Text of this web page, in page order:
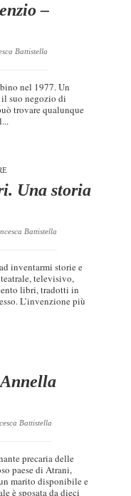
–
Battistella
nel 1977. Un
suo negozio di
trovare qualunque
Una storia
Battistella
inventarmi storie e
televisivo,
libri, tradotti in
L’invenzione più
Battistella
precaria delle
paese di Atrani,
marito disponibile e
è sposata da dieci